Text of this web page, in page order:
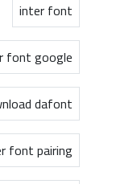
inter font
font google
dafont
font pairing